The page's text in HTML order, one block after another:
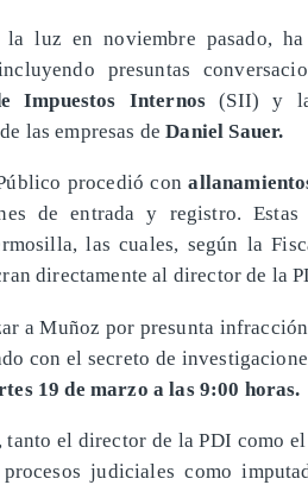
luz en noviembre pasado,
presuntas
Impuestos Internos (SII) y
las empresas deDaniel Sauer.
procedió con
de entrada y registro.
las cuales, según la
directamente al director de la
a Muñoz por presunta
con el secreto de
19 de marzo a las 9:00 horas.
tanto el director de la PDI como
judiciales como